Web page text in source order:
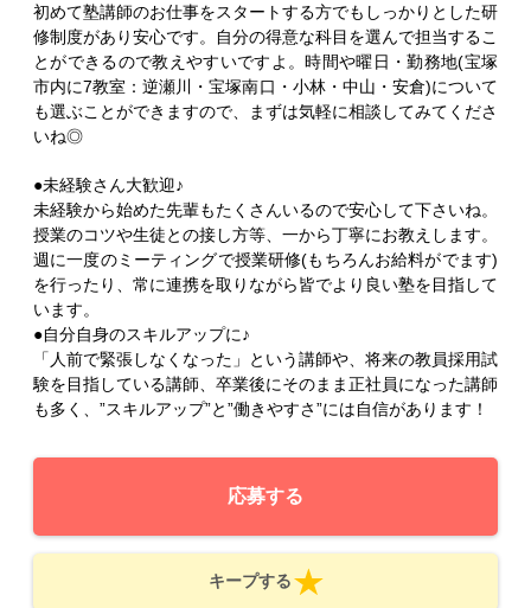
初めて塾講師のお仕事をスタートする方でもしっかりとした研
修制度があり安心です。自分の得意な科目を選んで担当するこ
とができるので教えやすいですよ。時間や曜日・勤務地(宝塚
市内に7教室：逆瀬川・宝塚南口・小林・中山・安倉)について
も選ぶことができますので、まずは気軽に相談してみてくださ
いね◎
●未経験さん大歓迎♪
未経験から始めた先輩もたくさんいるので安心して下さいね。
授業のコツや生徒との接し方等、一から丁寧にお教えします。
週に一度のミーティングで授業研修(もちろんお給料がでます)
を行ったり、常に連携を取りながら皆でより良い塾を目指して
います。
●自分自身のスキルアップに♪
「人前で緊張しなくなった」という講師や、将来の教員採用試
験を目指している講師、卒業後にそのまま正社員になった講師
も多く、”スキルアップ”と”働きやすさ”には自信があります！
応募する
キープする